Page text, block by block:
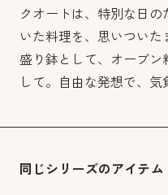
クオートは、特別な日の
いた料理を、思いついた
盛り鉢として、オーブン
して。自由な発想で、気
同じシリーズのアイテム